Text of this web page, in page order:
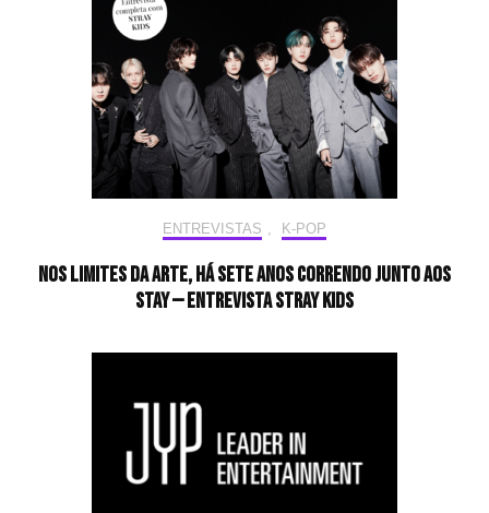
ENTREVISTAS , K-POP
Nos limites da arte, há sete anos correndo junto aos
STAY — Entrevista Stray Kids